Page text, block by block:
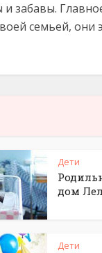
забавы.
семьей, они
Дети
дом
Дети